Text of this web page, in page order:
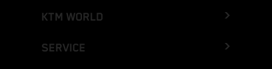
KTM WORLD
SERVICE